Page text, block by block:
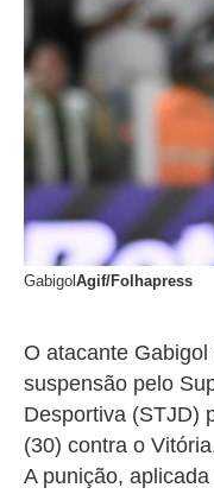
Gabigol Agif/Folhapress
O atacante
suspensão pelo
Desportiva (STJD)
(30) contra o
A punição,